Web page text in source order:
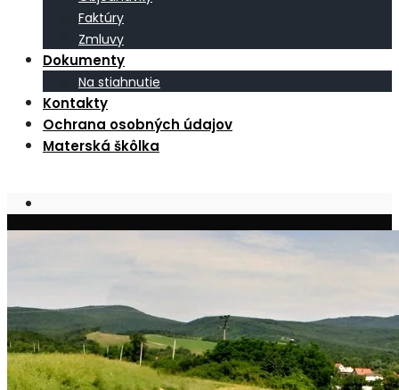
Faktúry
Zmluvy
Dokumenty
Na stiahnutie
Kontakty
Ochrana osobných údajov
Materská škôlka